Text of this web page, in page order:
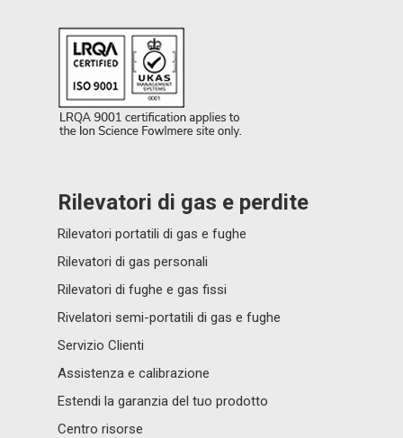
Rilevatori di gas e perdite
Rilevatori portatili di gas e fughe
Rilevatori di gas personali
Rilevatori di fughe e gas fissi
Rivelatori semi-portatili di gas e fughe
Servizio Clienti
Assistenza e calibrazione
Estendi la garanzia del tuo prodotto
Centro risorse